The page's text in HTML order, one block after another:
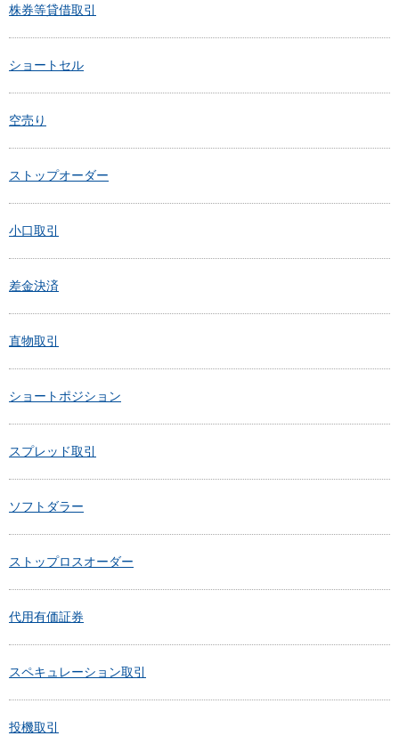
株券等貸借取引
ショートセル
空売り
ストップオーダー
小口取引
差金決済
直物取引
ショートポジション
スプレッド取引
ソフトダラー
ストップロスオーダー
代用有価証券
スペキュレーション取引
投機取引